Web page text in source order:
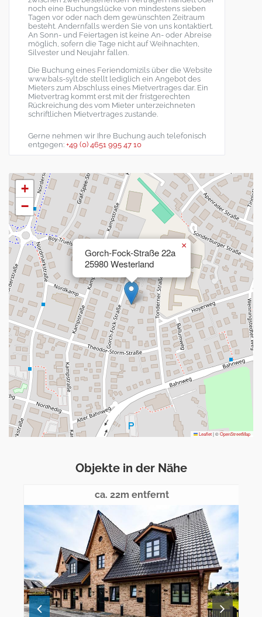
noch eine Buchungslücke von mindestens sieben
Tagen vor oder nach dem gewünschten Zeitraum
besteht. Andernfalls werden Sie von uns kontaktiert.
An Sonn- und Feiertagen ist keine An- oder Abreise
möglich, sofern die Tage nicht auf Weihnachten,
Silvester und Neujahr fallen.
Die Buchung eines Feriendomizils über die Website
www.bals-sylt.de stellt lediglich ein Angebot des
Mieters zum Abschluss eines Mietvertrages dar. Ein
Mietvertrag kommt erst mit der fristgerechten
Rückreichung des vom Mieter unterzeichneten
schriftlichen Mietvertrages zustande.
Gerne nehmen wir Ihre Buchung auch telefonisch
entgegen: +49 (0) 4651 995 47 10
Gorch-Fock-Straße 22a
25980 Westerland
×
+
−
Leaflet|©OpenStreetMap
Objekte in der Nähe
ca. 22m entfernt